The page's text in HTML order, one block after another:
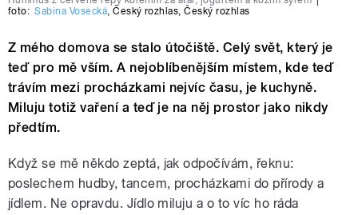
foto: Sabina Vosecká,Český rozhlas,Český rozhlas
Z mého domova se stalo útočiště. Celý svět, který je
teď pro mě vším. A nejoblíbenějším místem, kde teď
trávím mezi procházkami nejvíc času, je kuchyně.
Miluju totiž vaření a teď je na něj prostor jako nikdy
předtím.
Když se mě někdo zeptá, jak odpočívám, řeknu:
poslechem hudby, tancem, procházkami do přírody a
jídlem. Ne opravdu. Jídlo miluju a o to víc ho ráda